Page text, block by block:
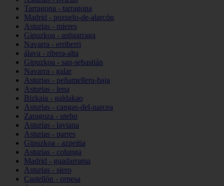
Tarragona - tarragona
Madrid - pozuelo-de-alarcón
Asturias - mieres
Gipuzkoa - astigarraga
Navarra - erriberri
álava - ribera-alta
Gipuzkoa - san-sebastián
Navarra - galar
Asturias - peñamellera-baja
Asturias - lena
Bizkaia - galdakao
Asturias - cangas-del-narcea
Zaragoza - utebo
Asturias - laviana
Asturias - parres
Gipuzkoa - azpeitia
Asturias - colunga
Madrid - guadarrama
Asturias - siero
Castellón - orpesa